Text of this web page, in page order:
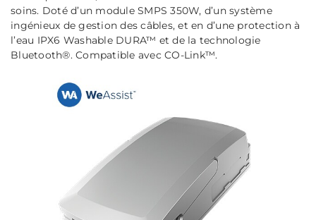
soins. Doté d’un module SMPS 350W, d’un système
ingénieux de gestion des câbles, et en d’une protection à
l’eau IPX6 Washable DURA™ et de la technologie
Bluetooth®. Compatible avec CO-Link™.